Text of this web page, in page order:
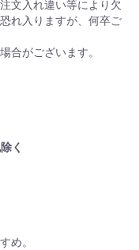
文入れ違い等により欠
れ入りますが、何卒ご
合がございます。
く
め。